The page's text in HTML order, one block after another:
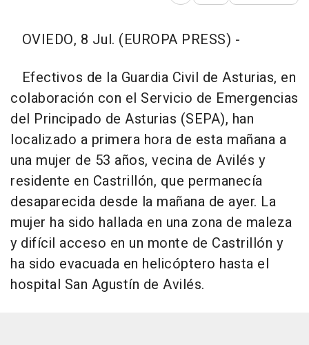
OVIEDO, 8 Jul. (EUROPA PRESS) -
Efectivos de la Guardia Civil de Asturias, en
colaboración con el Servicio de Emergencias
del Principado de Asturias (SEPA), han
localizado a primera hora de esta mañana a
una mujer de 53 años, vecina de Avilés y
residente en Castrillón, que permanecía
desaparecida desde la mañana de ayer. La
mujer ha sido hallada en una zona de maleza
y difícil acceso en un monte de Castrillón y
ha sido evacuada en helicóptero hasta el
hospital San Agustín de Avilés.